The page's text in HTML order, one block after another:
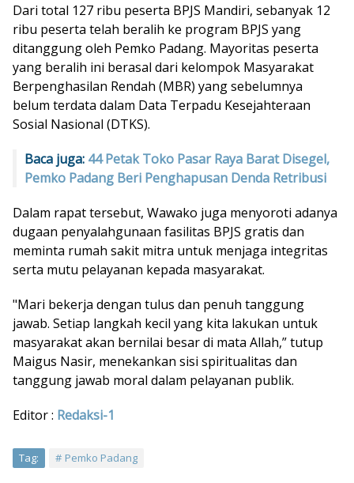
Dari total 127 ribu peserta BPJS Mandiri, sebanyak 12
ribu peserta telah beralih ke program BPJS yang
ditanggung oleh Pemko Padang. Mayoritas peserta
yang beralih ini berasal dari kelompok Masyarakat
Berpenghasilan Rendah (MBR) yang sebelumnya
belum terdata dalam Data Terpadu Kesejahteraan
Sosial Nasional (DTKS).
Baca juga: 44 Petak Toko Pasar Raya Barat Disegel,
Pemko Padang Beri Penghapusan Denda Retribusi
Dalam rapat tersebut, Wawako juga menyoroti adanya
dugaan penyalahgunaan fasilitas BPJS gratis dan
meminta rumah sakit mitra untuk menjaga integritas
serta mutu pelayanan kepada masyarakat.
"Mari bekerja dengan tulus dan penuh tanggung
jawab. Setiap langkah kecil yang kita lakukan untuk
masyarakat akan bernilai besar di mata Allah,” tutup
Maigus Nasir, menekankan sisi spiritualitas dan
tanggung jawab moral dalam pelayanan publik.
Editor : Redaksi-1
Tag: Pemko Padang